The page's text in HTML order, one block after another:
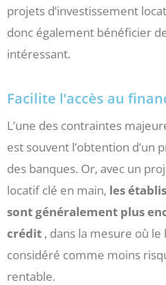
projets d’investissement
donc également bénéficier
intéressant.
Facilite l’accès au
L’une des contraintes
est souvent l’obtention
des banques. Or, avec un
locatif clé en main, les
sont généralement plus
crédit , dans la mesure où
considéré comme moins
rentable.